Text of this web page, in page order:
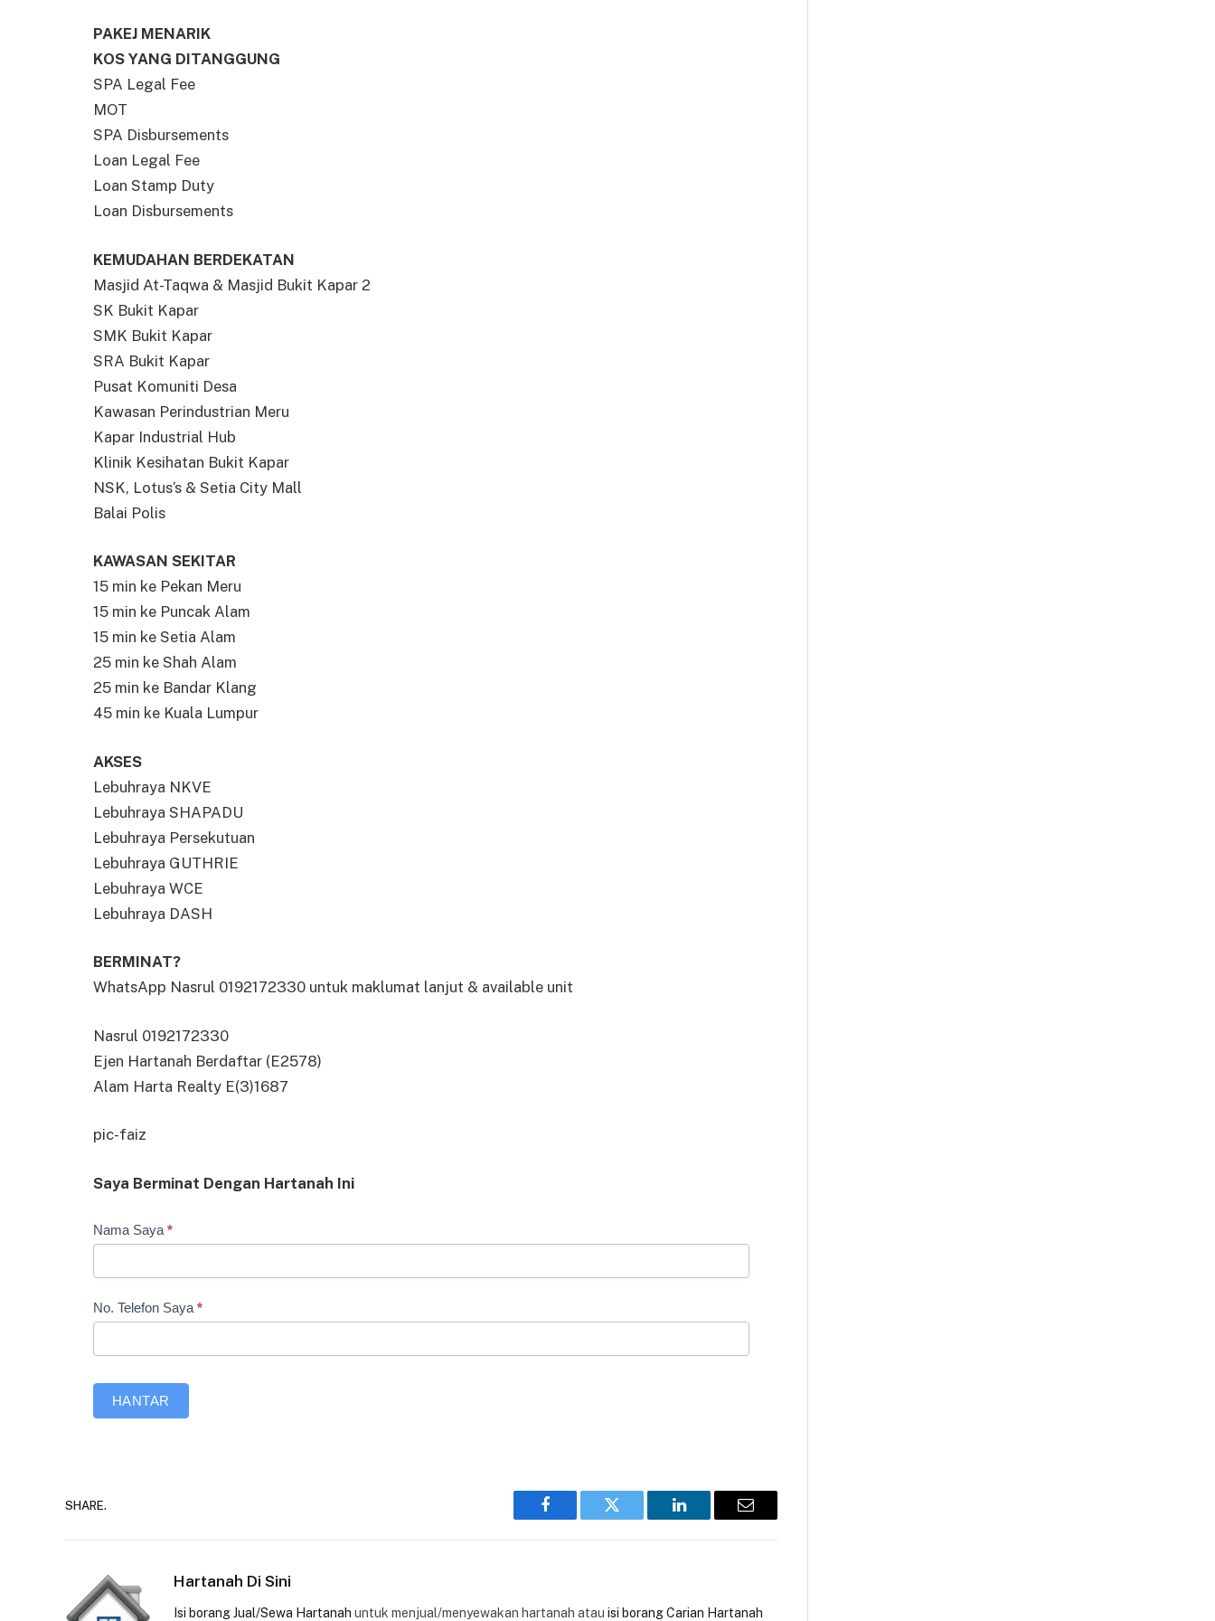
PAKEJ MENARIK
KOS YANG DITANGGUNG
SPA Legal Fee
MOT
SPA Disbursements
Loan Legal Fee
Loan Stamp Duty
Loan Disbursements
KEMUDAHAN BERDEKATAN
Masjid At-Taqwa & Masjid Bukit Kapar 2
SK Bukit Kapar
SMK Bukit Kapar
SRA Bukit Kapar
Pusat Komuniti Desa
Kawasan Perindustrian Meru
Kapar Industrial Hub
Klinik Kesihatan Bukit Kapar
NSK, Lotus’s & Setia City Mall
Balai Polis
KAWASAN SEKITAR
15 min ke Pekan Meru
15 min ke Puncak Alam
15 min ke Setia Alam
25 min ke Shah Alam
25 min ke Bandar Klang
45 min ke Kuala Lumpur
AKSES
Lebuhraya NKVE
Lebuhraya SHAPADU
Lebuhraya Persekutuan
Lebuhraya GUTHRIE
Lebuhraya WCE
Lebuhraya DASH
BERMINAT?
WhatsApp Nasrul 0192172330 untuk maklumat lanjut & available unit
Nasrul 0192172330
Ejen Hartanah Berdaftar (E2578)
Alam Harta Realty E(3)1687
pic-faiz
Saya Berminat Dengan Hartanah Ini
Borang
Nama Saya*
No. Telefon Saya*
HANTAR
SHARE.
Facebook Twitter LinkedIn Email
Hartanah Di Sini
Isi borang Jual/Sewa Hartanah untuk menjual/menyewakan hartanah atau isi borang Carian Hartanah